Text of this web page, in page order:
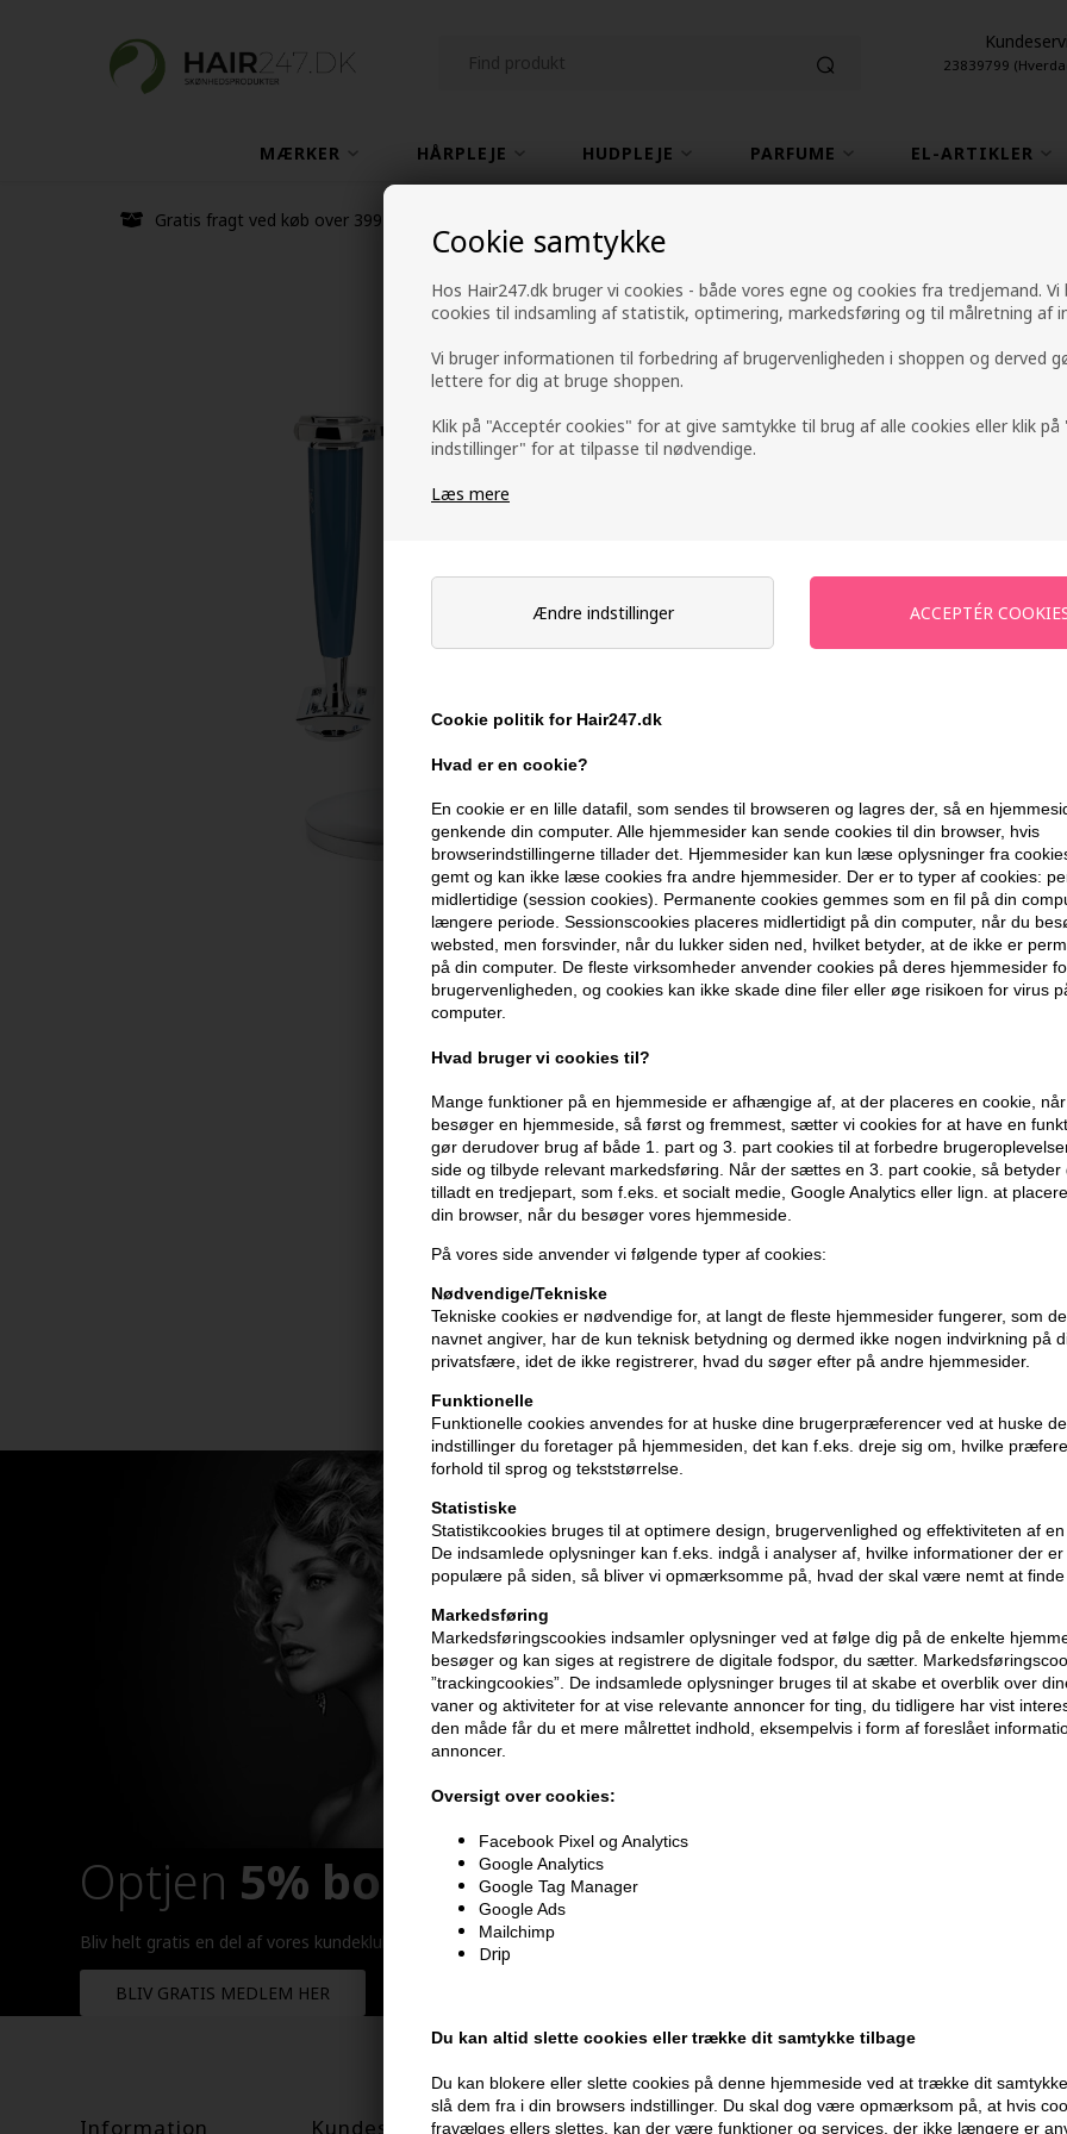
Cookie samtykke
Hos Hair247.dk bruger vi cookies - både vores egne og cookies fra tredjemand. Vi
cookies til indsamling af statistik, optimering, markedsføring og til målretning af
Vi bruger informationen til forbedring af brugervenligheden i shoppen og derved
lettere for dig at bruge shoppen.
Klik på "Acceptér cookies" for at give samtykke til brug af alle cookies eller klik
indstillinger" for at tilpasse til nødvendige.
Læs mere
Ændre indstillinger
Cookie politik for Hair247.dk
Hvad er en cookie?
En cookie er en lille datafil, som sendes til browseren og lagres der, så en
genkende din computer. Alle hjemmesider kan sende cookies til din browser, hvis
browserindstillingerne tillader det. Hjemmesider kan kun læse oplysninger fra
gemt og kan ikke læse cookies fra andre hjemmesider. Der er to typer af cookies:
midlertidige (session cookies). Permanente cookies gemmes som en fil på din
længere periode. Sessionscookies placeres midlertidigt på din computer, når du
websted, men forsvinder, når du lukker siden ned, hvilket betyder, at de ikke er
på din computer. De fleste virksomheder anvender cookies på deres hjemmesider
brugervenligheden, og cookies kan ikke skade dine filer eller øge risikoen for virus
computer.
Hvad bruger vi cookies til?
Mange funktioner på en hjemmeside er afhængige af, at der placeres en cookie,
besøger en hjemmeside, så først og fremmest, sætter vi cookies for at have en
gør derudover brug af både 1. part og 3. part cookies til at forbedre
side og tilbyde relevant markedsføring. Når der sættes en 3. part cookie, så betyder
tilladt en tredjepart, som f.eks. et socialt medie, Google Analytics eller lign. at
din browser, når du besøger vores hjemmeside.
På vores side anvender vi følgende typer af cookies:
Nødvendige/Tekniske
Tekniske cookies er nødvendige for, at langt de fleste hjemmesider fungerer, som
navnet angiver, har de kun teknisk betydning og dermed ikke nogen indvirkning på
privatsfære, idet de ikke registrerer, hvad du søger efter på andre hjemmesider.
Funktionelle
Funktionelle cookies anvendes for at huske dine brugerpræferencer ved at huske
indstillinger du foretager på hjemmesiden, det kan f.eks. dreje sig om, hvilke
forhold til sprog og tekststørrelse.
Statistiske
Statistikcookies bruges til at optimere design, brugervenlighed og effektiviteten af
De indsamlede oplysninger kan f.eks. indgå i analyser af, hvilke informationer der
populære på siden, så bliver vi opmærksomme på, hvad der skal være nemt at finde
Markedsføring
Markedsføringscookies indsamler oplysninger ved at følge dig på de enkelte
besøger og kan siges at registrere de digitale fodspor, du sætter.
”trackingcookies”. De indsamlede oplysninger bruges til at skabe et overblik over
vaner og aktiviteter for at vise relevante annoncer for ting, du tidligere har vist
den måde får du et mere målrettet indhold, eksempelvis i form af foreslået
annoncer.
Oversigt over cookies:
Facebook Pixel og Analytics
Google Analytics
Google Tag Manager
Google Ads
Mailchimp
Drip
Du kan altid slette cookies eller trække dit samtykke tilbage
Du kan blokere eller slette cookies på denne hjemmeside ved at trække dit
slå dem fra i din browsers indstillinger. Du skal dog være opmærksom på, at hvis
fravælges ellers slettes, kan der være funktioner og services, der ikke længere er
23839799
MÆRKER HÅRPLEJE HUDPLEJE PARFUME EL-ARTIKLER
Gratis fragt ved køb over 399 kr
Mühle Barbersæt
barberkost og
Petroleumsblå
399,10 DKK FRA GRATIS FRAGT
BESKRIVELSE ANMELDELSER
Mühle Barbersæt med DE-skraber,
farven petroleumsblå
Sættet har et flot design i en flot
Mühle DE-Skraberenhar et håndtag,
barberblade.
Mühle Barberkosten
er skabt med
kvalitet. Disse grævlinge hår giver dig
Mühle holderen
i krom, der bruges
vis stilles frem på badeværelset.
Optjen 5% bonuskronerpå hele din ordre
Bliv helt gratis en del af vores kundeklub og optjen rabatter når du handler
BLIV GRATIS MEDLEM HER
Information Kundeservice Modtag tilbud mm